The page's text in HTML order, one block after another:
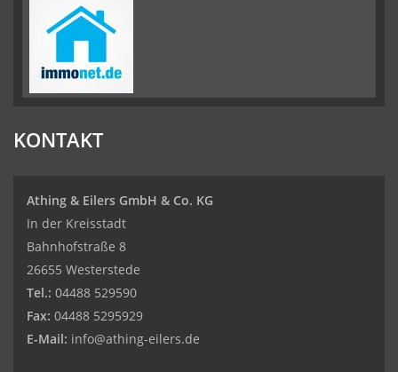
KONTAKT
Athing & Eilers GmbH & Co. KG
In der Kreisstadt
Bahnhofstraße 8
26655 Westerstede
Tel.: 04488 529590
Fax: 04488 5295929
E-Mail: info@athing-eilers.de